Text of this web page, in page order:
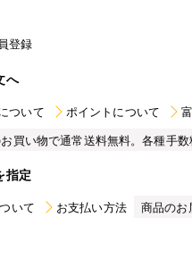
登録
へ
ついて ポイントについて
買い物で通常送料無料。各種手
指定
いて お支払い方法 商品のお